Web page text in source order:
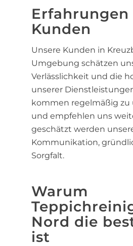
Erfahrungen
Kunden
Unsere Kunden in
Umgebung schätzen
Verlässlichkeit und die
unserer
kommen regelmäßig zu
und empfehlen uns
geschätzt werden
Kommunikation,
Sorgfalt.
Warum
Nord die
ist